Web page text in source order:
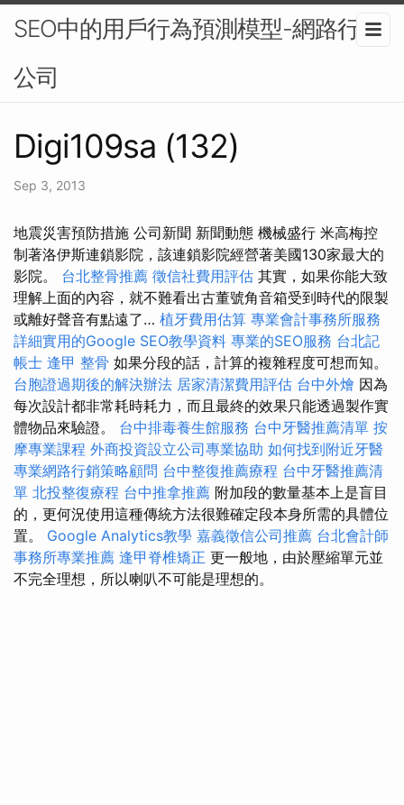
SEO中的用戶行為預測模型-網路行銷
公司
Digi109sa (132)
Sep 3, 2013
地震災害預防措施 公司新聞 新聞動態 機械盛行 米高梅控
制著洛伊斯連鎖影院，該連鎖影院經營著美國130家最大的
影院。 台北整骨推薦 徵信社費用評估 其實，如果你能大致
理解上面的內容，就不難看出古董號角音箱受到時代的限製
或離好聲音有點遠了… 植牙費用估算 專業會計事務所服務
詳細實用的Google SEO教學資料 專業的SEO服務 台北記
帳士 逢甲 整骨 如果分段的話，計算的複雜程度可想而知。
台胞證過期後的解決辦法 居家清潔費用評估 台中外燴 因為
每次設計都非常耗時耗力，而且最終的效果只能透過製作實
體物品來驗證。 台中排毒養生館服務 台中牙醫推薦清單 按
摩專業課程 外商投資設立公司專業協助 如何找到附近牙醫
專業網路行銷策略顧問 台中整復推薦療程 台中牙醫推薦清
單 北投整復療程 台中推拿推薦 附加段的數量基本上是盲目
的，更何況使用這種傳統方法很難確定段本身所需的具體位
置。 Google Analytics教學 嘉義徵信公司推薦 台北會計師
事務所專業推薦 逢甲脊椎矯正 更一般地，由於壓縮單元並
不完全理想，所以喇叭不可能是理想的。